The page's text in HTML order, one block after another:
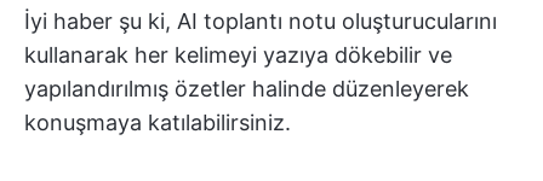
İyi haber şu ki, AI toplantı notu oluşturucularını
kullanarak her kelimeyi yazıya dökebilir ve
yapılandırılmış özetler halinde düzenleyerek
konuşmaya katılabilirsiniz.